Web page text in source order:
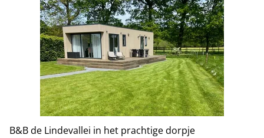
B&B de Lindevallei in het prachtige dorpje